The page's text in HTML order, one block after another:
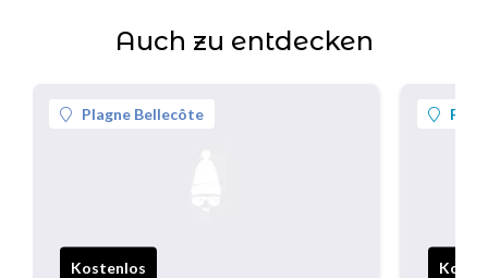
Auch zu entdecken
Plagne Bellecôte
Kostenlos